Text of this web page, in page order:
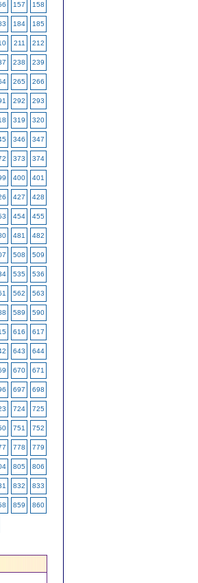
157 158
184 185
211 212
238 239
265 266
292 293
319 320
346 347
373 374
400 401
427 428
454 455
481 482
508 509
535 536
562 563
589 590
616 617
643 644
670 671
697 698
724 725
751 752
778 779
805 806
832 833
859 860